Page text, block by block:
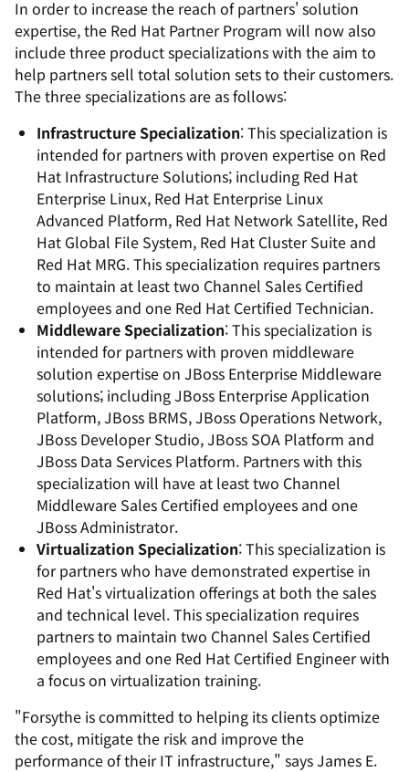
In order to increase the reach of partners' solution
expertise, the Red Hat Partner Program will now also
include three product specializations with the aim to
help partners sell total solution sets to their customers.
The three specializations are as follows:
Infrastructure Specialization: This specialization is
intended for partners with proven expertise on Red
Hat Infrastructure Solutions; including Red Hat
Enterprise Linux, Red Hat Enterprise Linux
Advanced Platform, Red Hat Network Satellite, Red
Hat Global File System, Red Hat Cluster Suite and
Red Hat MRG. This specialization requires partners
to maintain at least two Channel Sales Certified
employees and one Red Hat Certified Technician.
Middleware Specialization: This specialization is
intended for partners with proven middleware
solution expertise on JBoss Enterprise Middleware
solutions; including JBoss Enterprise Application
Platform, JBoss BRMS, JBoss Operations Network,
JBoss Developer Studio, JBoss SOA Platform and
JBoss Data Services Platform. Partners with this
specialization will have at least two Channel
Middleware Sales Certified employees and one
JBoss Administrator.
Virtualization Specialization: This specialization is
for partners who have demonstrated expertise in
Red Hat's virtualization offerings at both the sales
and technical level. This specialization requires
partners to maintain two Channel Sales Certified
employees and one Red Hat Certified Engineer with
a focus on virtualization training.
"Forsythe is committed to helping its clients optimize
the cost, mitigate the risk and improve the
performance of their IT infrastructure," says James E.